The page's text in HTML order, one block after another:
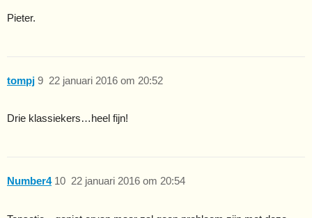
Pieter.
tompj 22 januari 2016 om 20:52
9
Drie klassiekers…heel fijn!
Number4 22 januari 2016 om 20:54
10